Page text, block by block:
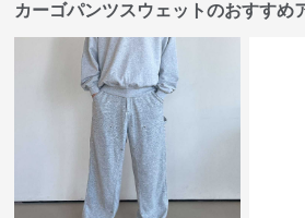
カーゴパンツスウェットのおすすめ